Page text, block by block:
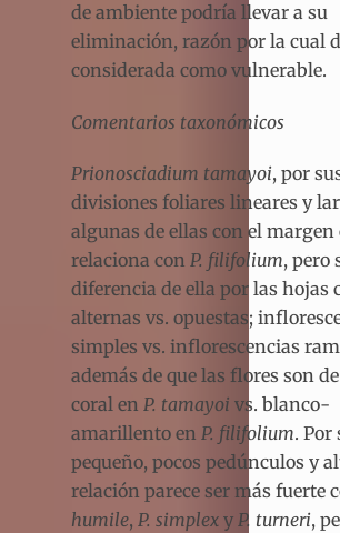
de ambiente podría llevar a su
eliminación, razón por la cual
considerada como vulnerable.
Comentarios taxonómicos
Prionosciadium tamayoi, por
divisiones foliares lineares y
algunas de ellas con el margen
relaciona con P. filifolium, pero
diferencia de ella por las hojas
alternas vs. opuestas;
simples vs. inflorescencias
además de que las flores son
coral en P. tamayoi vs. blanco-
amarillento en P. filifolium. Por
pequeño, pocos pedúnculos y
relación parece ser más fuerte
humile, P. simplex y P. turneri,